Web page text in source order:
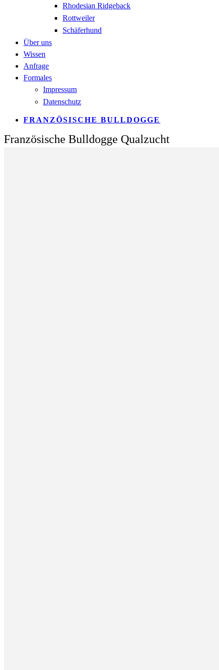
Rhodesian Ridgeback
Rottweiler
Schäferhund
Über uns
Wissen
Anfrage
Formales
Impressum
Datenschutz
FRANZÖSISCHE BULLDOGGE
Französische Bulldogge Qualzucht